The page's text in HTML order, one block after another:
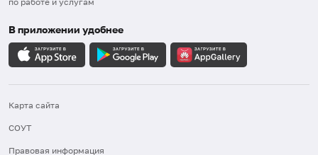
В приложении удобнее
Карта сайта
СОУТ
Правовая информация